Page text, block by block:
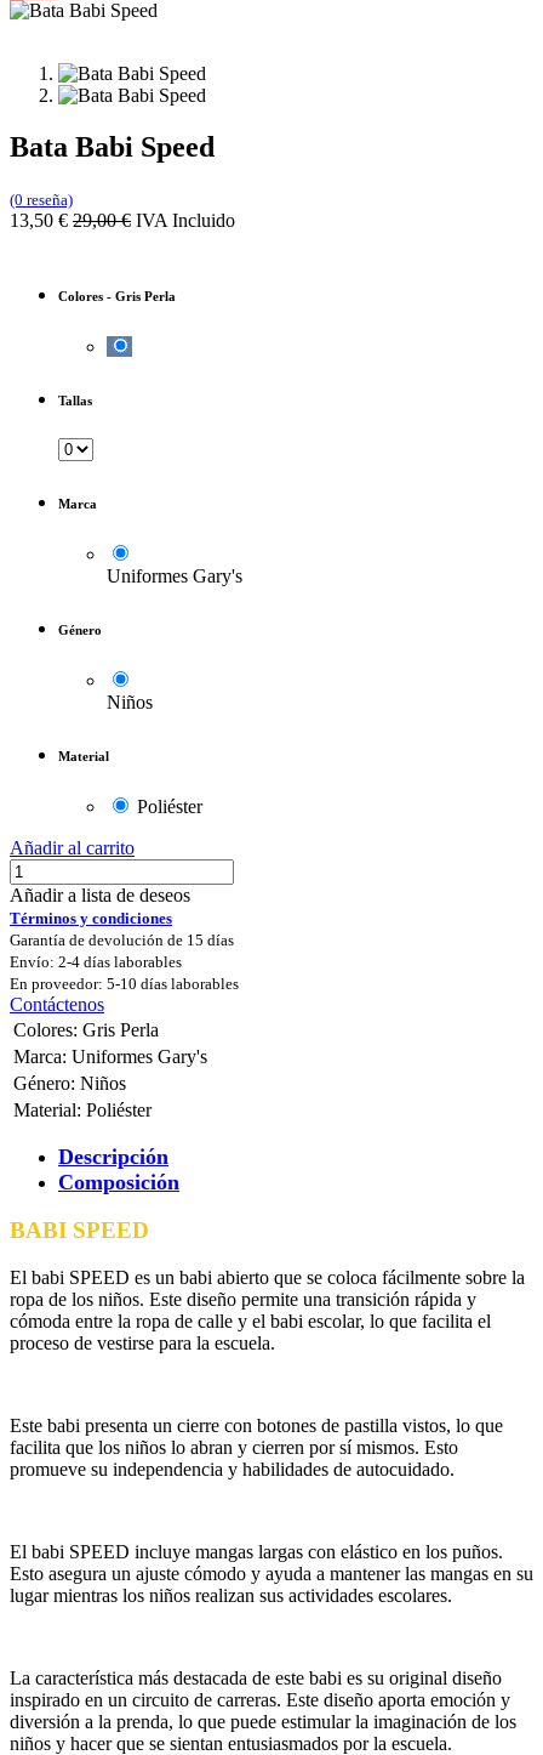
Bata Babi Speed
(0 reseña)
13,50 € 29,00€ IVA Incluido
Colores - Gris Perla
Tallas
Marca
Uniformes Gary's
Género
Niños
Material
Poliéster
Añadir al carrito
Añadir a lista de deseos
Términos y condiciones
Garantía de devolución de 15 días
Envío: 2-4 días laborables
En proveedor: 5-10 días laborables
Contáctenos
Colores: Gris Perla
Marca: Uniformes Gary's
Género: Niños
Material: Poliéster
Descripción
Composición
BABI SPEED
El babi SPEED es un babi abierto que se coloca fácilmente sobre la
ropa de los niños. Este diseño permite una transición rápida y
cómoda entre la ropa de calle y el babi escolar, lo que facilita el
proceso de vestirse para la escuela.
Este babi presenta un cierre con botones de pastilla vistos, lo que
facilita que los niños lo abran y cierren por sí mismos. Esto
promueve su independencia y habilidades de autocuidado.
El babi SPEED incluye mangas largas con elástico en los puños.
Esto asegura un ajuste cómodo y ayuda a mantener las mangas en su
lugar mientras los niños realizan sus actividades escolares.
La característica más destacada de este babi es su original diseño
inspirado en un circuito de carreras. Este diseño aporta emoción y
diversión a la prenda, lo que puede estimular la imaginación de los
niños y hacer que se sientan entusiasmados por la escuela.